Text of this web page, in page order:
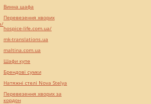
Винна шафа
Перевезення хворих
hospice-life.com.ua/
mk-translations.ua
maltina.com.ua
Шафи купе
Брендові сумки
Натяжні стелі Nova Stelya
Перевезення хворих за
кордон